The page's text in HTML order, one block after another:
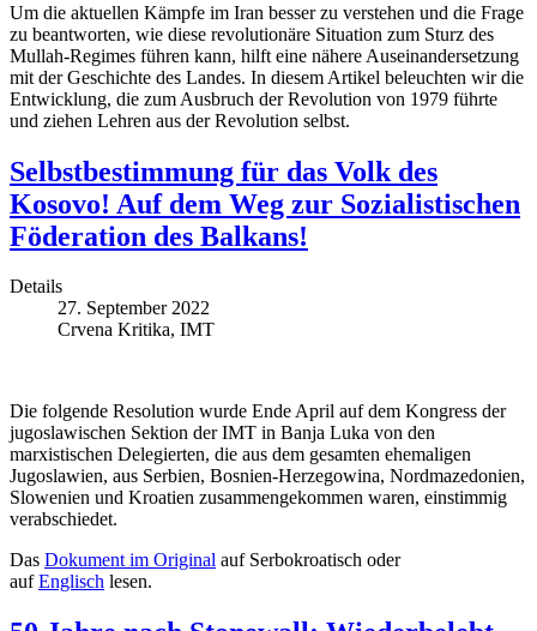
Um die aktuellen Kämpfe im Iran besser zu verstehen und die Frage
zu beantworten, wie diese revolutionäre Situation zum Sturz des
Mullah-Regimes führen kann, hilft eine nähere Auseinandersetzung
mit der Geschichte des Landes. In diesem Artikel beleuchten wir die
Entwicklung, die zum Ausbruch der Revolution von 1979 führte
und ziehen Lehren aus der Revolution selbst.
Selbstbestimmung für das Volk des
Kosovo! Auf dem Weg zur Sozialistischen
Föderation des Balkans!
Details
27. September 2022
Crvena Kritika, IMT
Die folgende Resolution wurde Ende April auf dem Kongress der
jugoslawischen Sektion der IMT in Banja Luka von den
marxistischen Delegierten, die aus dem gesamten ehemaligen
Jugoslawien, aus Serbien, Bosnien-Herzegowina, Nordmazedonien,
Slowenien und Kroatien zusammengekommen waren, einstimmig
verabschiedet.
Das Dokument im Original auf Serbokroatisch oder
aufEnglisch lesen.